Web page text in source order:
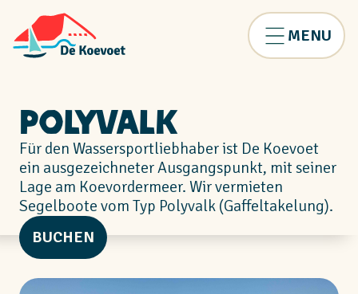
MENU
Polyvalk
Für den Wassersportliebhaber ist De Koevoet
ein ausgezeichneter Ausgangspunkt, mit seiner
Lage am Koevordermeer. Wir vermieten
Segelboote vom Typ Polyvalk (Gaffeltakelung).
BUCHEN